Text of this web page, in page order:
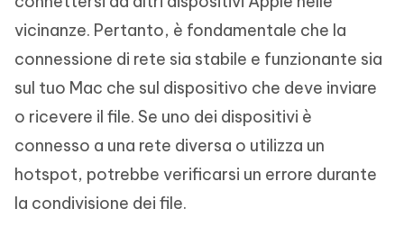
vicinanze. Pertanto, è fondamentale che la
connessione di rete sia stabile e funzionante sia
sul tuo Mac che sul dispositivo che deve inviare
o ricevere il file. Se uno dei dispositivi è
connesso a una rete diversa o utilizza un
hotspot, potrebbe verificarsi un errore durante
la condivisione dei file.